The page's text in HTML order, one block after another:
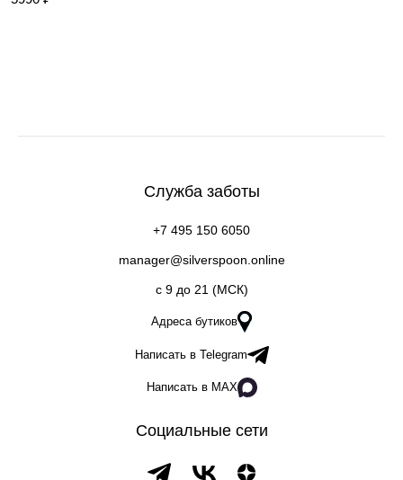
Служба заботы
+7 495 150 6050
manager@silverspoon.online
c 9 до 21 (МСК)
Адреса бутиков
Написать в Telegram
Написать в MAX
Социальные сети